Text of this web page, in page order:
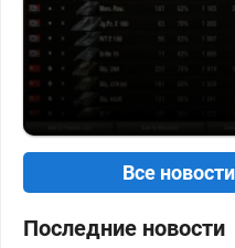
Все
Последние новости